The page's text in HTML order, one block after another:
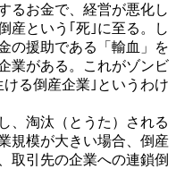
るお金で、経営が悪化し
産という｢死｣に至る。し
の援助である「輸血」を
業がある。これがゾンビ
る倒産企業｣というわけ
、淘汰（とうた）される
規模が大きい場合、倒産
取引先の企業への連鎖倒